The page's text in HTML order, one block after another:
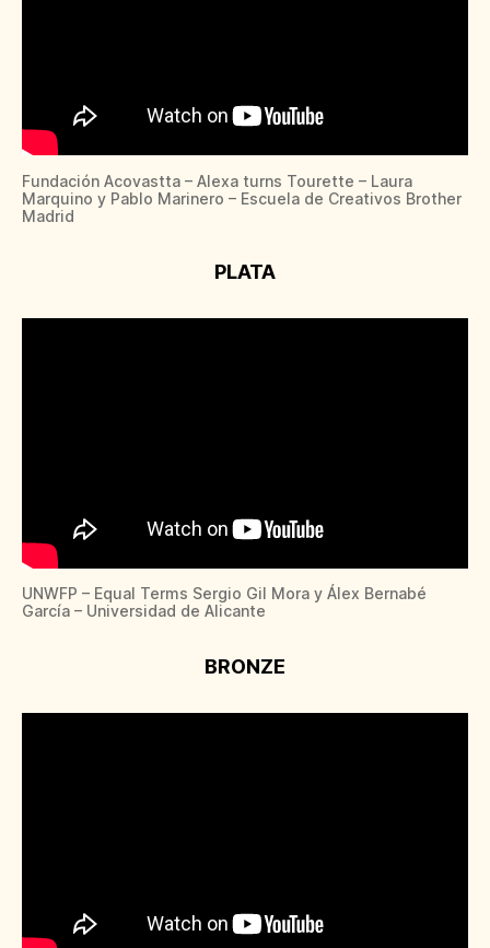
Fundación Acovastta – Alexa turns Tourette – Laura
Marquino y Pablo Marinero – Escuela de Creativos Brother
Madrid
PLATA
UNWFP – Equal Terms Sergio Gil Mora y Álex Bernabé
García – Universidad de Alicante
BRONZE